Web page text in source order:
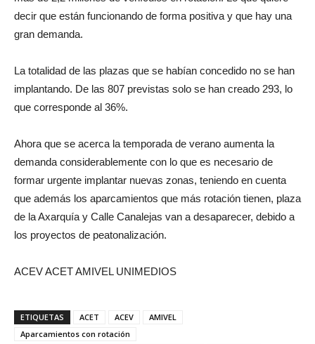
decir que están funcionando de forma positiva y que hay una
gran demanda.
La totalidad de las plazas que se habían concedido no se han
implantando. De las 807 previstas solo se han creado 293, lo
que corresponde al 36%.
Ahora que se acerca la temporada de verano aumenta la
demanda considerablemente con lo que es necesario de
formar urgente implantar nuevas zonas, teniendo en cuenta
que además los aparcamientos que más rotación tienen, plaza
de la Axarquía y Calle Canalejas van a desaparecer, debido a
los proyectos de peatonalización.
ACEV ACET AMIVEL UNIMEDIOS
ETIQUETAS ACET ACEV
AMIVEL
Aparcamientos con rotación